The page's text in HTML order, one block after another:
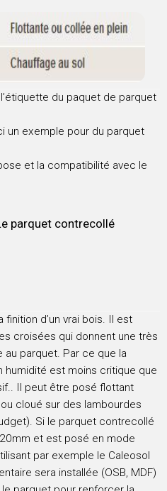
l’étiquette du paquet de parquet
un exemple pour du parquet
et la compatibilité avec le
parquet contrecollé
d’un vrai bois. Il est
croisées qui donnent une très
au parquet. Par ce que la
est moins critique que
Il peut être posé flottant
cloué sur des lambourdes
Si le parquet contrecollé
et est posé en mode
par exemple le Caleosol
sera installée (OSB, MDF)